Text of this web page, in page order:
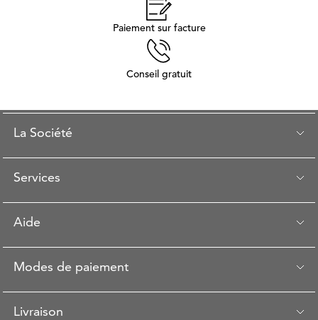
Paiement sur facture
Conseil gratuit
La Société
Services
Aide
Modes de paiement
Livraison